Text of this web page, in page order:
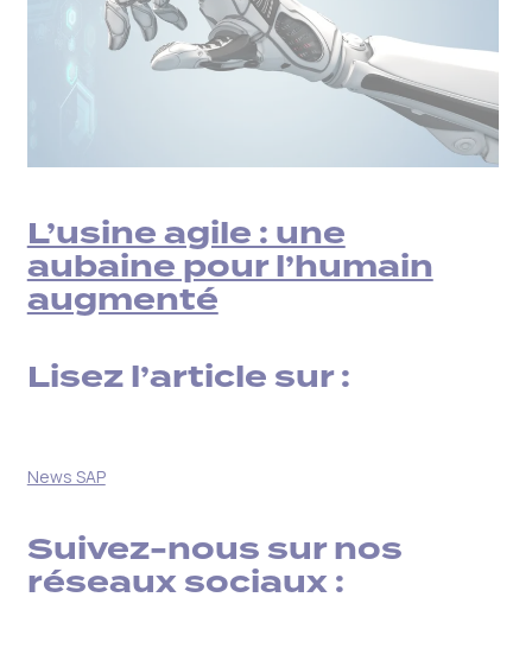
L’usine agile : une
aubaine pour l’humain
augmenté
Lisez l’article sur :
News SAP
Suivez-nous sur nos
réseaux sociaux :